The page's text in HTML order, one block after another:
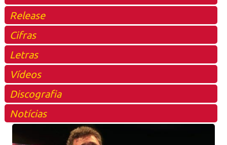
Release
Cifras
Letras
Vídeos
Discografia
Notícias